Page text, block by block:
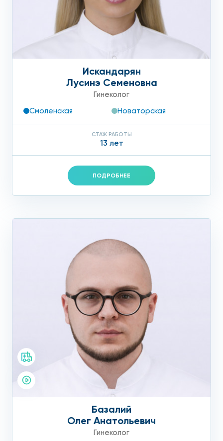
Искандарян
Лусинэ Семеновна
Гинеколог
Смоленская
Новаторская
СТАЖ РАБОТЫ
13 лет
ПОДРОБНЕЕ
Базалий
Олег Анатольевич
Гинеколог